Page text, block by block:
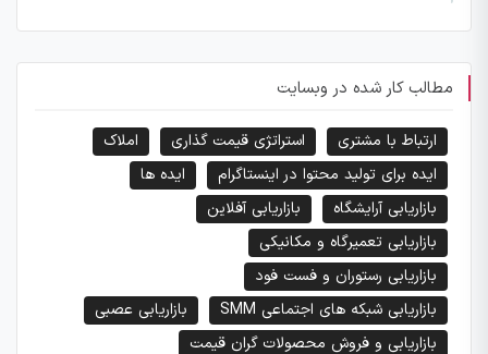
مطالب کار شده در وبسایت
ارتباط با مشتری استراتژی قیمت گذاری
املاک
ایده برای تولید محتوا در اینستاگرام
ایده ها
بازاریابی آرایشگاه
بازاریابی آفلاین
بازاریابی تعمیرگاه و مکانیکی
بازاریابی رستوران و فست فود
بازاریابی شبکه های اجتماعی SMM
بازاریابی عصبی
بازاریابی و فروش محصولات گران قیمت